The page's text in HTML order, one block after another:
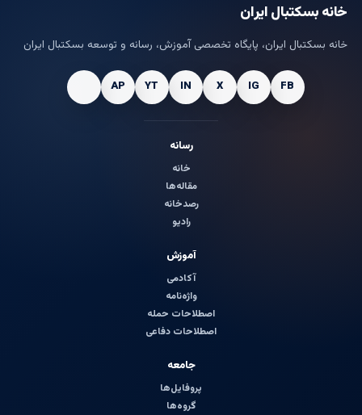
خانه بسکتبال ایران
خانه بسکتبال ایران، پایگاه تخصصی آموزش، رسانه و توسعه بسکتبال ایران
رسانه
خانه
مقاله‌ها
رصدخانه
رادیو
آموزش
آکادمی
واژه‌نامه
اصطلاحات حمله
اصطلاحات دفاعی
جامعه
پروفایل‌ها
گروه‌ها